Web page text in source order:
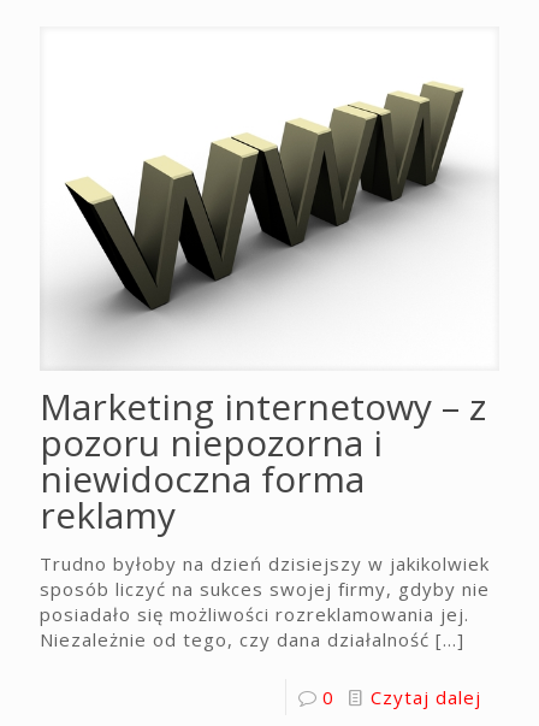
Marketing internetowy – z
pozoru niepozorna i
niewidoczna forma
reklamy
Trudno byłoby na dzień dzisiejszy w jakikolwiek
sposób liczyć na sukces swojej firmy, gdyby nie
posiadało się możliwości rozreklamowania jej.
Niezależnie od tego, czy dana działalność […]
0 Czytaj dalej